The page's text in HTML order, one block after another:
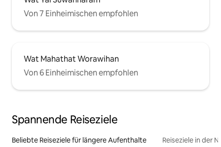
Von 7 Einheimischen empfohlen
Wat Mahathat Worawihan
Von 6 Einheimischen empfohlen
Spannende Reiseziele
Beliebte Reiseziele für längere Aufenthalte Reiseziele in der